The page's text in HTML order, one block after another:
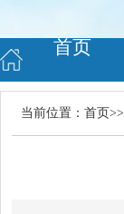
首页
当前位置： 首页>>